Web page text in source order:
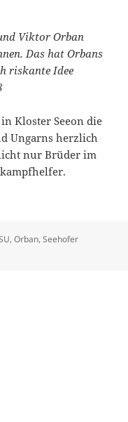
Viktor Orban
Das hat Orbans
riskante Idee
Kloster Seeon die
Ungarns herzlich
nur Brüder im
,Orban,Seehofer
Waffenbrüder